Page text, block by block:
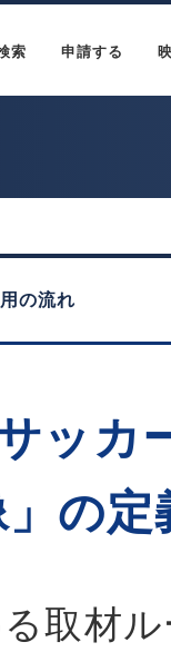
索 申請する
の流れ
ッカ
の定
取材